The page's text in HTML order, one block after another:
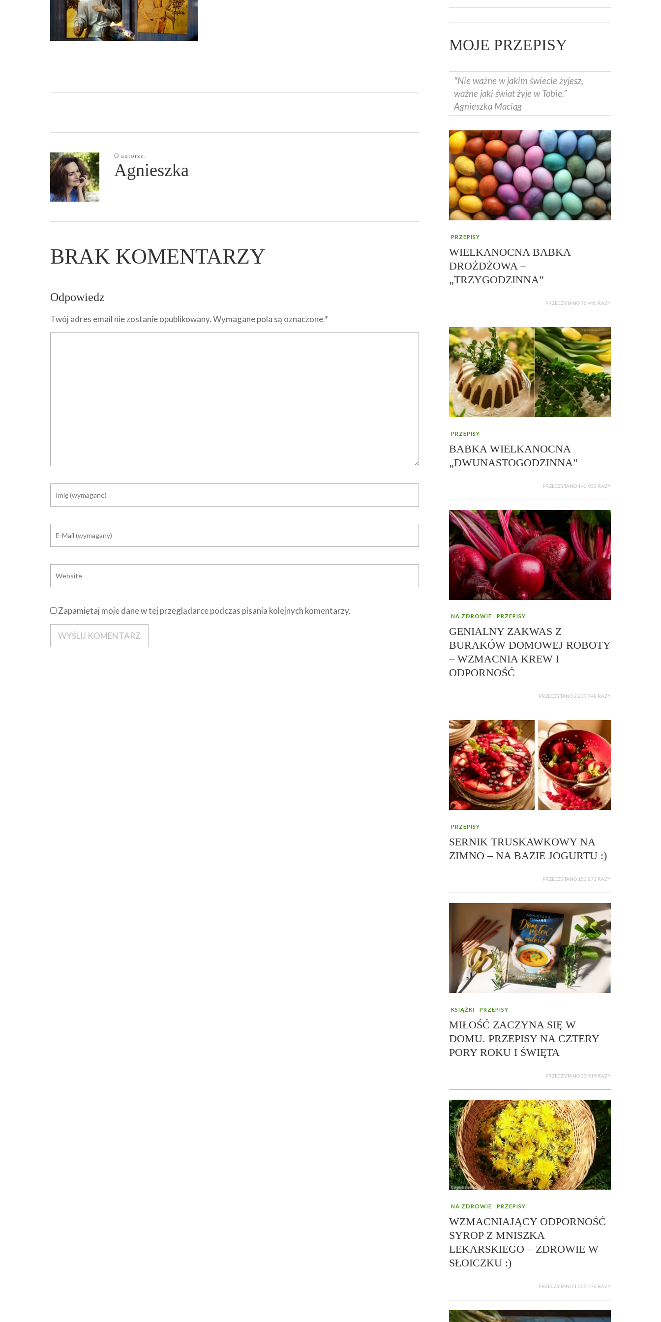
O autorze:
Agnieszka
BRAK KOMENTARZY
Odpowiedz
Twój adres email nie zostanie opublikowany.Wymagane pola są oznaczone*
Zapamiętaj moje dane w tej przeglądarce podczas pisania kolejnych komentarzy.
MOJE PRZEPISY
"Nie ważne w jakim świecie żyjesz,
ważne jaki świat żyje w Tobie.”
Agnieszka Maciąg
PRZEPISY
WIELKANOCNA BABKA
DROŻDŻOWA –
„TRZYGODZINNA”
PRZECZYTANO 76 496 RAZY
PRZEPISY
BABKA WIELKANOCNA
„DWUNASTOGODZINNA”
PRZECZYTANO 140 933 RAZY
NA ZDROWIE PRZEPISY
GENIALNY ZAKWAS Z
BURAKÓW DOMOWEJ ROBOTY
– WZMACNIA KREW I
ODPORNOŚĆ
PRZECZYTANO 2 237 748 RAZY
PRZEPISY
SERNIK TRUSKAWKOWY NA
ZIMNO – NA BAZIE JOGURTU :)
PRZECZYTANO 153 873 RAZY
KSIĄŻKI PRZEPISY
MIŁOŚĆ ZACZYNA SIĘ W
DOMU. PRZEPISY NA CZTERY
PORY ROKU I ŚWIĘTA
PRZECZYTANO 33 919 RAZY
NA ZDROWIE PRZEPISY
WZMACNIAJĄCY ODPORNOŚĆ
SYROP Z MNISZKA
LEKARSKIEGO – ZDROWIE W
SŁOICZKU :)
PRZECZYTANO 1 005 772 RAZY